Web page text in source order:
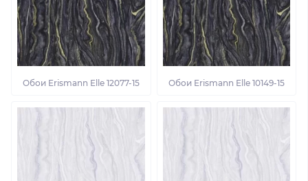
Обои Erismann Elle 12077-15 Обои Erismann Elle 10149-15